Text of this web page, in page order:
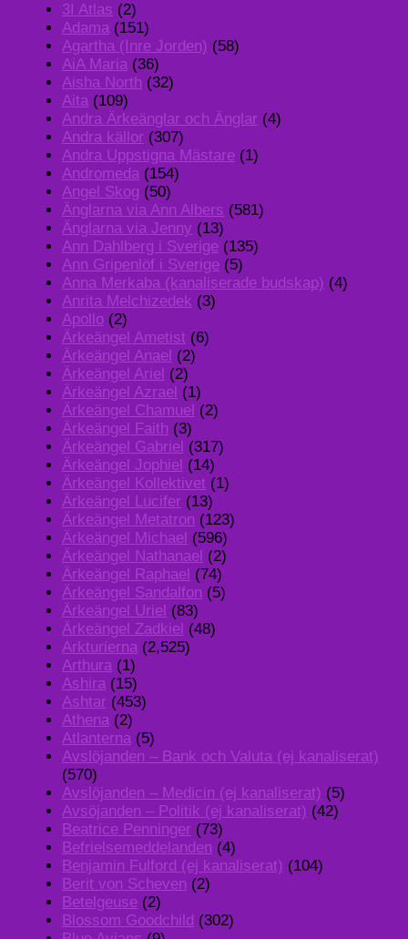
3I Atlas (2)
Adama (151)
Agartha (Inre Jorden) (58)
AiA Maria (36)
Aisha North (32)
Aita (109)
Andra Ärkeänglar och Änglar (4)
Andra källor (307)
Andra Uppstigna Mästare (1)
Andromeda (154)
Angel Skog (50)
Änglarna via Ann Albers (581)
Änglarna via Jenny (13)
Ann Dahlberg i Sverige (135)
Ann Gripenlöf i Sverige (5)
Anna Merkaba (kanaliserade budskap) (4)
Anrita Melchizedek (3)
Apollo (2)
Ärkeängel Ametist (6)
Ärkeängel Anael (2)
Ärkeängel Ariel (2)
Ärkeängel Azrael (1)
Ärkeängel Chamuel (2)
Ärkeängel Faith (3)
Ärkeängel Gabriel (317)
Ärkeängel Jophiel (14)
Ärkeängel Kollektivet (1)
Ärkeängel Lucifer (13)
Ärkeängel Metatron (123)
Ärkeängel Michael (596)
Ärkeängel Nathanael (2)
Ärkeängel Raphael (74)
Ärkeängel Sandalfon (5)
Ärkeängel Uriel (83)
Ärkeängel Zadkiel (48)
Arkturierna (2,525)
Arthura (1)
Ashira (15)
Ashtar (453)
Athena (2)
Atlanterna (5)
Avslöjanden – Bank och Valuta (ej kanaliserat)
(570)
Avslöjanden – Medicin (ej kanaliserat) (5)
Avsöjanden – Politik (ej kanaliserat) (42)
Beatrice Penninger (73)
Befrielsemeddelanden (4)
Benjamin Fulford (ej kanaliserat) (104)
Berit von Scheven (2)
Betelgeuse (2)
Blossom Goodchild (302)